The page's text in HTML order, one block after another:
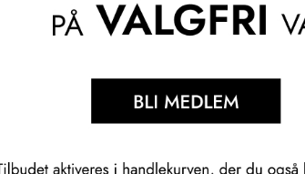
og forfriskende.
og forbereder huden for påfølgende hudpleie.
– en virkningsfull antioksidant og